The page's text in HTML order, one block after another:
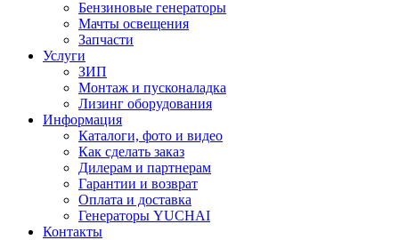
Бензиновые генераторы
Мачты освещения
Запчасти
Услуги
ЗИП
Монтаж и пусконаладка
Лизинг оборудования
Информация
Каталоги, фото и видео
Как сделать заказ
Дилерам и партнерам
Гарантии и возврат
Оплата и доставка
Генераторы YUCHAI
Контакты